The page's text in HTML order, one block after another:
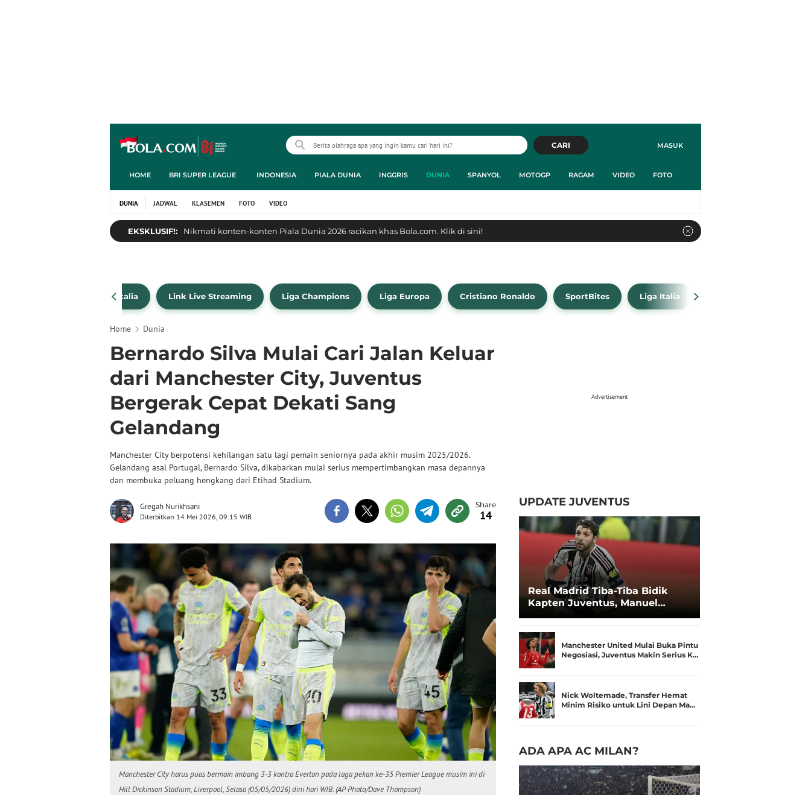
MASUK
CARI
HOME BRI SUPER LEAGUE INDONESIA PIALA DUNIA INGGRIS DUNIA SPANYOL MOTOGP RAGAM VIDEO FOTO
DUNIA JADWAL KLASEMEN FOTO VIDEO
EKSKLUSIF!: Nikmati konten-konten Piala Dunia 2026 racikan khas Bola.com. Klik di sini!
Liga Italia Link Live Streaming Liga Champions Liga Europa Cristiano Ronaldo SportBites Liga Italia
Home Dunia
Bernardo Silva Mulai Cari Jalan Keluar
dari Manchester City, Juventus
Bergerak Cepat Dekati Sang
Gelandang
Manchester City berpotensi kehilangan satu lagi pemain seniornya pada akhir musim 2025/2026.
Gelandang asal Portugal, Bernardo Silva, dikabarkan mulai serius mempertimbangkan masa depannya
dan membuka peluang hengkang dari Etihad Stadium.
Gregah Nurikhsani
Diterbitkan 14 Mei 2026, 09:15 WIB 14
Manchester City harus puas bermain imbang 3-3 kontra Everton pada laga pekan ke-35 Premier League musim ini di
Hill Dickinson Stadium, Liverpool, Selasa (05/05/2026) dini hari WIB. (AP Photo/Dave Thompson)
Advertisement
UPDATE JUVENTUS
Real Madrid Tiba-Tiba Bidik
Kapten Juventus, Manuel
Manchester United Mulai Buka Pintu
Negosiasi, Juventus Makin Serius K…
Nick Woltemade, Transfer Hemat
Minim Risiko untuk Lini Depan Ma…
ADA APA AC MILAN?